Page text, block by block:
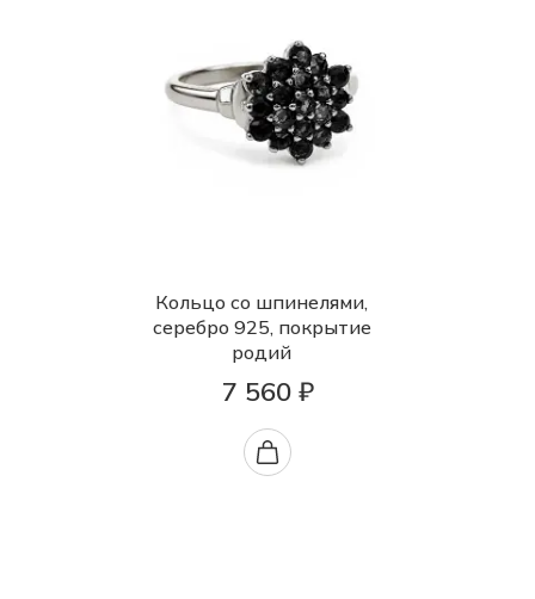
Кольцо со шпинелями,
серебро 925, покрытие
родий
7 560 ₽